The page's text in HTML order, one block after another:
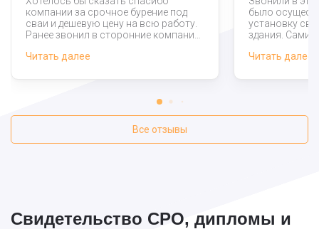
компании за срочное бурение под
сваи и дешевую цену на всю работу.
Ранее звонил в сторонние компании,
Результатом полностью доволен!
Читать далее
было
установку
здания. Сами
что у них
подвели,
Читать далее
Все отзывы
Свидетельство СРО, дипломы и